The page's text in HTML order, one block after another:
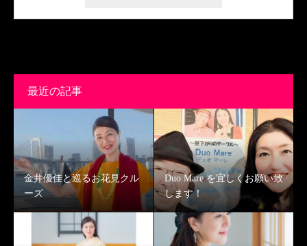
最近の記事
金井優佳と巡るお花見クル
ーズ
Duo Mare を宜しくお願い致
します！